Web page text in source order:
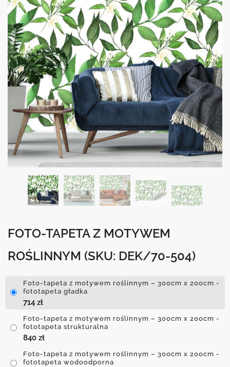
FOTO-TAPETA Z MOTYWEM
ROŚLINNYM (SKU: DEK/70-504)
Foto-tapeta z motywem roślinnym – 300cm x 200cm -
fototapeta gładka
714 zł
Foto-tapeta z motywem roślinnym – 300cm x 200cm -
fototapeta strukturalna
840 zł
Foto-tapeta z motywem roślinnym – 300cm x 200cm -
fototapeta wodoodporna